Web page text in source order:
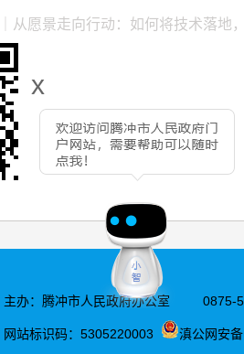
x
从愿景走向行动：如何将技术落地